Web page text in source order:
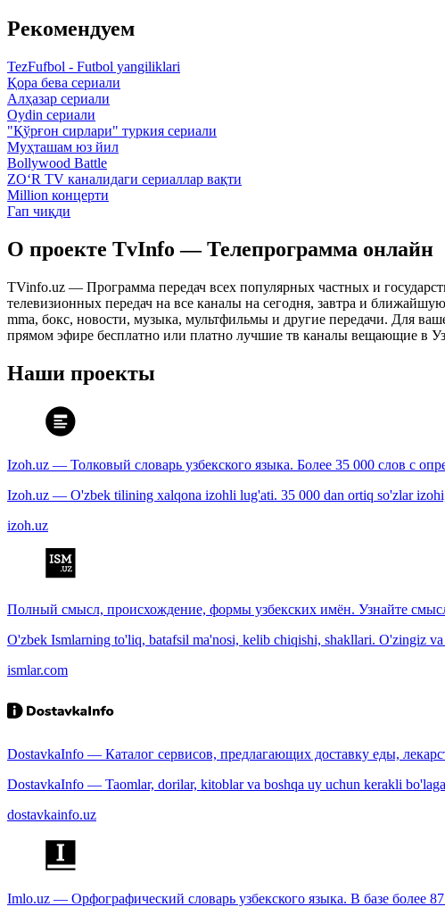
Рекомендуем
TezFufbol - Futbol yangiliklari
Қора бева сериали
Алҳазар сериали
Oydin сериали
"Қўрғон сирлари" туркия сериали
Муҳташам юз йил
Bollywood Battle
ZO‘R TV каналидаги сериаллар вақти
Million концерти
Гап чиқди
О проекте TvInfo — Телепрограмма онлайн
TVinfo.uz — Программа передач всех популярных частных и
телевизионных передач на все каналы на сегодня, завтра и
mma, бокс, новости, музыка, мультфильмы и другие передачи. Для
прямом эфире бесплатно или платно лучшие тв каналы вещающие в
Наши проекты
Izoh.uz — Толковый словарь узбекского языка. Более 35 000 слов с
Izoh.uz — O'zbek tilining xalqona izohli lug'ati. 35 000 dan ortiq so'zlar
izoh.uz
Полный смысл, происхождение, формы узбекских имён. Узнайте
O'zbek Ismlarning to'liq, batafsil ma'nosi, kelib chiqishi, shakllari. O'zingiz
ismlar.com
DostavkaInfo — Каталог сервисов, предлагающих доставку еды,
DostavkaInfo — Taomlar, dorilar, kitoblar va boshqa uy uchun kerakli
dostavkainfo.uz
Imlo.uz — Орфографический словарь узбекского языка. В базе более